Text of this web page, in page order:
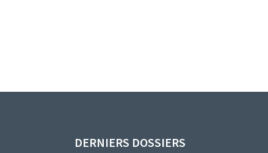
DERNIERS DOSSIERS